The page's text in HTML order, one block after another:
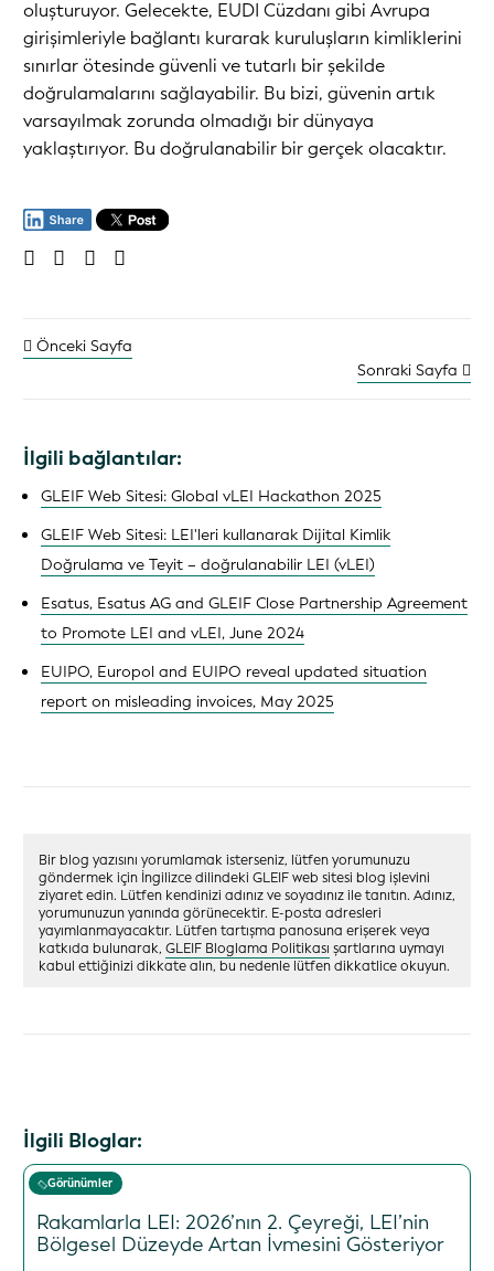
oluşturuyor. Gelecekte, EUDI Cüzdanı gibi Avrupa
girişimleriyle bağlantı kurarak kuruluşların kimliklerini
sınırlar ötesinde güvenli ve tutarlı bir şekilde
doğrulamalarını sağlayabilir. Bu bizi, güvenin artık
varsayılmak zorunda olmadığı bir dünyaya
yaklaştırıyor. Bu doğrulanabilir bir gerçek olacaktır.
Önceki Sayfa
Sonraki Sayfa
İlgili bağlantılar:
GLEIF Web Sitesi: Global vLEI Hackathon 2025
GLEIF Web Sitesi: LEI'leri kullanarak Dijital Kimlik
Doğrulama ve Teyit – doğrulanabilir LEI (vLEI)
Esatus, Esatus AG and GLEIF Close Partnership Agreement
to Promote LEI and vLEI, June 2024
EUIPO, Europol and EUIPO reveal updated situation
report on misleading invoices, May 2025
Bir blog yazısını yorumlamak isterseniz, lütfen yorumunuzu
göndermek için İngilizce dilindeki GLEIF web sitesi blog işlevini
ziyaret edin. Lütfen kendinizi adınız ve soyadınız ile tanıtın. Adınız,
yorumunuzun yanında görünecektir. E-posta adresleri
yayımlanmayacaktır. Lütfen tartışma panosuna erişerek veya
katkıda bulunarak, GLEIF Bloglama Politikası şartlarına uymayı
kabul ettiğinizi dikkate alın, bu nedenle lütfen dikkatlice okuyun.
İlgili Bloglar:
Görünümler
Rakamlarla LEI: 2026’nın 2. Çeyreği, LEI’nin
Bölgesel Düzeyde Artan İvmesini Gösteriyor